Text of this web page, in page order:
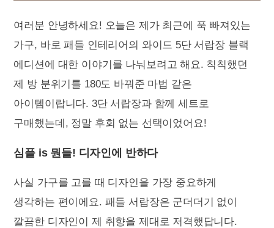
여러분 안녕하세요! 오늘은 제가 최근에 푹 빠져있는
가구, 바로 패들 인테리어의 와이드 5단 서랍장 블랙
에디션에 대한 이야기를 나눠보려고 해요. 칙칙했던
제 방 분위기를 180도 바꿔준 마법 같은
아이템이랍니다. 3단 서랍장과 함께 세트로
구매했는데, 정말 후회 없는 선택이었어요!
심플 is 뭔들! 디자인에 반하다
사실 가구를 고를 때 디자인을 가장 중요하게
생각하는 편이에요. 패들 서랍장은 군더더기 없이
깔끔한 디자인이 제 취향을 제대로 저격했답니다.